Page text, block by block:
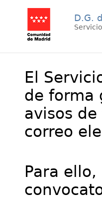
D.G.
El
de forma
avisos de
correo
Para